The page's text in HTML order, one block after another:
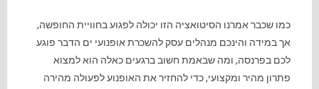
כמו שכבר אמרנו הסיטואציה הזו יכולה לפגוע בחוויית החופשה,
אך במידה והינכם מנהלים עסק להשכרת אופנועי ים הדבר פוגע
לכם בפרנסה, ומה שבאמת חשוב ברגעים כאלה הוא למצוא
פתרון מהיר ומקצועי, כדי להחזיר את האופנוע לפעולה מהירה